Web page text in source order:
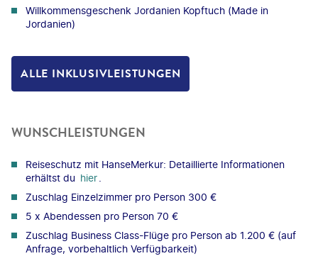
Willkommensgeschenk Jordanien Kopftuch (Made in
Jordanien)
ALLE INKLUSIVLEISTUNGEN
WUNSCHLEISTUNGEN
Reiseschutz mit HanseMerkur: Detaillierte Informationen
erhältst du hier
Zuschlag Einzelzimmer pro Person 300 €
5 x Abendessen pro Person 70 €
Zuschlag Business Class-Flüge pro Person ab 1.200 € (auf
Anfrage, vorbehaltlich Verfügbarkeit)